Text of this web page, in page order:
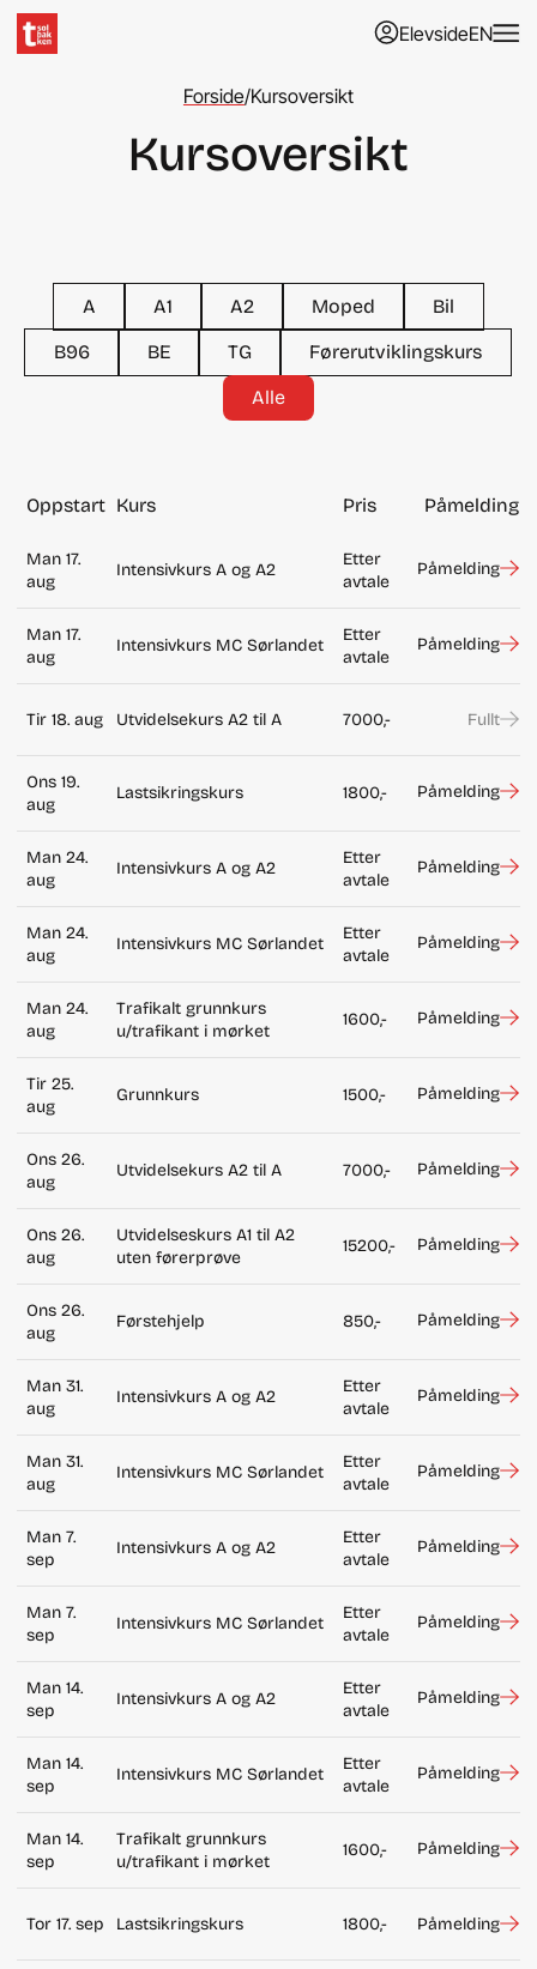
ElevsideEN
Forside/Kursoversikt
Kursoversikt
A A1 A2 Moped
Bil
B96
BE TG
Førerutviklingskurs
Alle
Oppstart Kurs Pris Påmelding
Man 17.
aug
Intensivkurs A og A2
Etter
avtale
Påmelding
Man 17.
aug
Intensivkurs MC Sørlandet
Etter
avtale
Påmelding
Tir 18. aug Utvidelsekurs A2 til A 7000,- Fullt
Ons 19.
aug
Lastsikringskurs 1800,- Påmelding
Man 24.
aug
Intensivkurs A og A2
Etter
avtale
Påmelding
Man 24.
aug
Intensivkurs MC Sørlandet
Etter
avtale
Påmelding
Man 24.
aug
Trafikalt grunnkurs
u/trafikant i mørket
1600,- Påmelding
Tir 25.
aug
Grunnkurs 1500,- Påmelding
Ons 26.
aug
Utvidelsekurs A2 til A 7000,- Påmelding
Ons 26.
aug
Utvidelseskurs A1 til A2
uten førerprøve
15200,- Påmelding
Ons 26.
aug
Førstehjelp 850,- Påmelding
Man 31.
aug
Intensivkurs A og A2
Etter
avtale
Påmelding
Man 31.
aug
Intensivkurs MC Sørlandet
Etter
avtale
Påmelding
Man 7.
sep
Intensivkurs A og A2
Etter
avtale
Påmelding
Man 7.
sep
Intensivkurs MC Sørlandet
Etter
avtale
Påmelding
Man 14.
sep
Intensivkurs A og A2
Etter
avtale
Påmelding
Man 14.
sep
Intensivkurs MC Sørlandet
Etter
avtale
Påmelding
Man 14.
sep
Trafikalt grunnkurs
u/trafikant i mørket
1600,- Påmelding
Tor 17. sep Lastsikringskurs 1800,- Påmelding